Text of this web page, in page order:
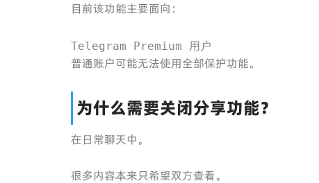
目前该功能主要面向：
Telegram Premium 用户
普通账户可能无法使用全部保护功能。
为什么需要关闭分享功能？
在日常聊天中。
很多内容本来只希望双方查看。